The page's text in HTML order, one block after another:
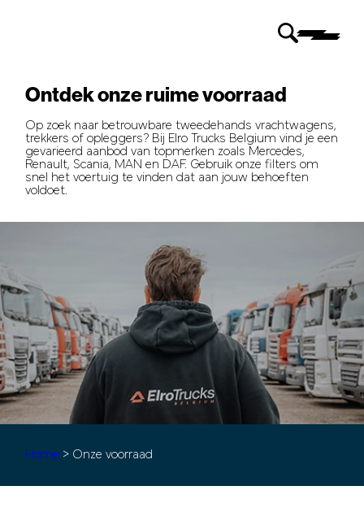
Ontdek onze ruime voorraad
Op zoek naar betrouwbare tweedehands vrachtwagens,
trekkers of opleggers? Bij Elro Trucks Belgium vind je een
gevarieerd aanbod van topmerken zoals Mercedes,
Renault, Scania, MAN en DAF. Gebruik onze filters om
snel het voertuig te vinden dat aan jouw behoeften
voldoet.
Home > Onze voorraad